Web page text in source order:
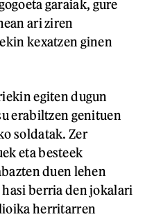
garaiak, gure
ari ziren
kexatzen ginen
egiten dugun
erabiltzen genituen
soldatak. Zer
eta besteek
duen lehen
berria den jokalari
herritarren